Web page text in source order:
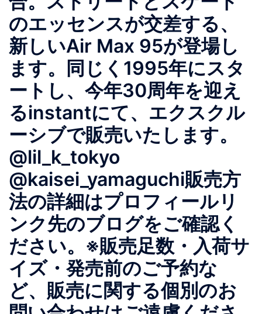
のエッセンスが交差する、
新しいAir Max 95が登場し
ます。同じく1995年にスタ
ートし、今年30周年を迎え
るinstantにて、エクスクル
ーシブで販売いたします。
@lil_k_tokyo
@kaisei_yamaguchi販売方
法の詳細はプロフィールリ
ンク先のブログをご確認く
ださい。※販売足数・入荷サ
イズ・発売前のご予約な
ど、販売に関する個別のお